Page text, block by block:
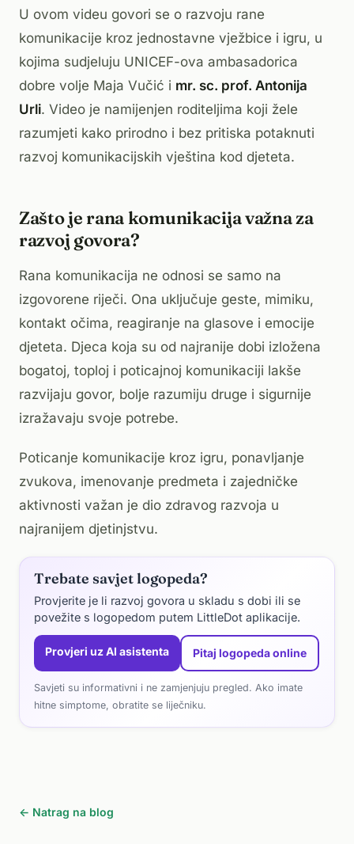
U ovom videu govori se o razvoju rane
komunikacije kroz jednostavne vježbice i igru, u
kojima sudjeluju UNICEF-ova ambasadorica
dobre volje Maja Vučić i mr. sc. prof. Antonija
Urli. Video je namijenjen roditeljima koji žele
razumjeti kako prirodno i bez pritiska potaknuti
razvoj komunikacijskih vještina kod djeteta.
Zašto je rana komunikacija važna za
razvoj govora?
Rana komunikacija ne odnosi se samo na
izgovorene riječi. Ona uključuje geste, mimiku,
kontakt očima, reagiranje na glasove i emocije
djeteta. Djeca koja su od najranije dobi izložena
bogatoj, toploj i poticajnoj komunikaciji lakše
razvijaju govor, bolje razumiju druge i sigurnije
izražavaju svoje potrebe.
Poticanje komunikacije kroz igru, ponavljanje
zvukova, imenovanje predmeta i zajedničke
aktivnosti važan je dio zdravog razvoja u
najranijem djetinjstvu.
Trebate savjet logopeda?
Provjerite je li razvoj govora u skladu s dobi ili se
povežite s logopedom putem LittleDot aplikacije.
Provjeri uz AI asistenta Pitaj logopeda online
Savjeti su informativni i ne zamjenjuju pregled. Ako imate
hitne simptome, obratite se liječniku.
← Natrag na blog